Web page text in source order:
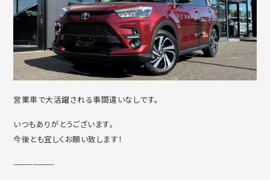
営業車で大活躍される事間違いなしです。
いつもありがとうございます。
今後とも宜しくお願い致します！
——————-